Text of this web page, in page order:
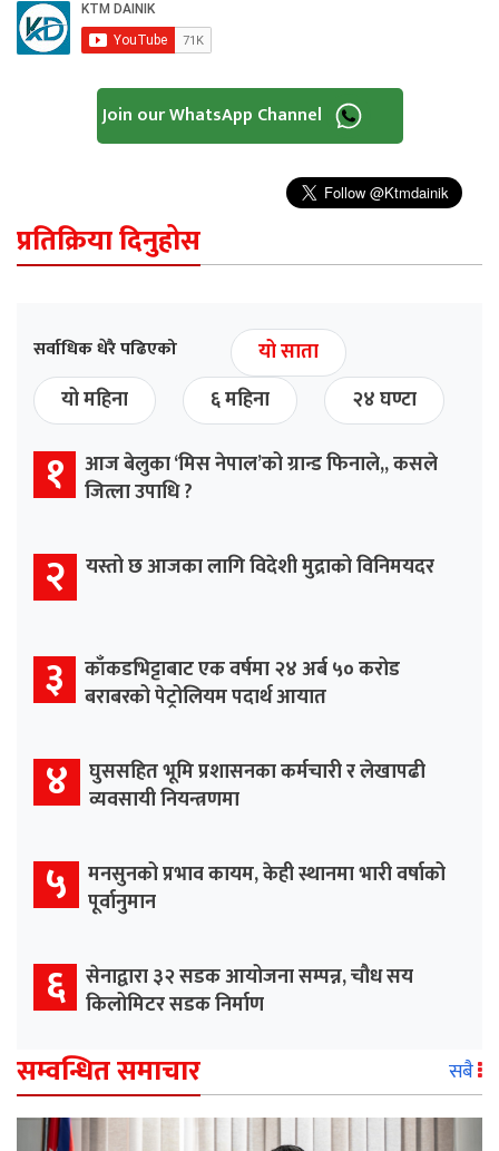
Join our WhatsApp Channel
प्रतिक्रिया दिनुहोस
सर्वाधिक धेरै पढिएको
यो साता
यो महिना
६ महिना २४ घण्टा
१ आज बेलुका ‘मिस नेपाल’को ग्रान्ड फिनाले,, कसले
जित्ला उपाधि ?
२ यस्तो छ आजका लागि विदेशी मुद्राको विनिमयदर
३ काँकडभिट्टाबाट एक वर्षमा २४ अर्ब ५० करोड
बराबरको पेट्रोलियम पदार्थ आयात
४ घुससहित भूमि प्रशासनका कर्मचारी र लेखापढी
व्यवसायी नियन्त्रणमा
५ मनसुनको प्रभाव कायम, केही स्थानमा भारी वर्षाको
पूर्वानुमान
६ सेनाद्वारा ३२ सडक आयोजना सम्पन्न, चौध सय
किलोमिटर सडक निर्माण
सम्वन्धित समाचार सबै